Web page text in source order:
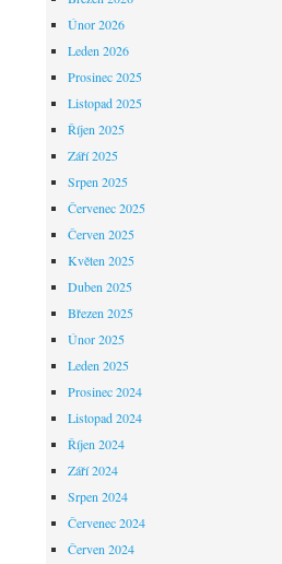
Únor 2026
Leden 2026
Prosinec 2025
Listopad 2025
Říjen 2025
Září 2025
Srpen 2025
Červenec 2025
Červen 2025
Květen 2025
Duben 2025
Březen 2025
Únor 2025
Leden 2025
Prosinec 2024
Listopad 2024
Říjen 2024
Září 2024
Srpen 2024
Červenec 2024
Červen 2024